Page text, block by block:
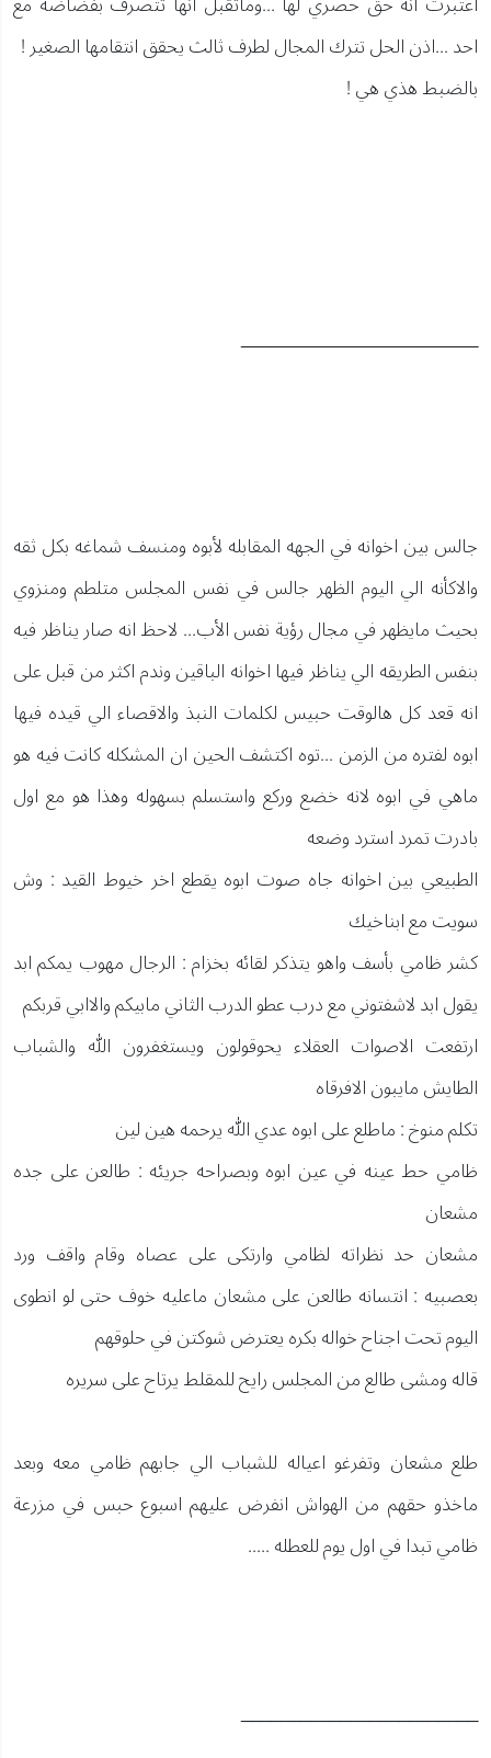
احد ...اذن الحل تترك المجال لطرف ثالث يحقق انتقامها الصغير !
بالضبط هذي هي !
________________________
جالس بين اخوانه في الجهه المقابله لأبوه ومنسف شماغه بكل ثقه
والاكأنه الي اليوم الظهر جالس في نفس المجلس متلطم ومنزوي
بحيث مايظهر في مجال رؤية نفس الأب... لاحظ انه صار يناظر فيه
بنفس الطريقه الي يناظر فيها اخوانه الباقين وندم اكثر من قبل على
انه قعد كل هالوقت حبيس لكلمات النبذ والاقصاء الي قيده فيها
ابوه لفتره من الزمن ...توه اكتشف الحين ان المشكله كانت فيه هو
ماهي في ابوه لانه خضع وركع واستسلم بسهوله وهذا هو مع اول
بادرت تمرد استرد وضعه
الطبيعي بين اخوانه جاه صوت ابوه يقطع اخر خيوط القيد : وش
سويت مع ابناخيك
كشر ظامي بأسف واهو يتذكر لقائه بخزام : الرجال مهوب يمكم ابد
يقول ابد لاشفتوني مع درب عطو الدرب الثاني مابيكم والاابي قربكم
ارتفعت الاصوات العقلاء يحوقولون ويستغفرون الله والشباب
الطايش مايبون الافرقاه
تكلم منوخ : ماطلع على ابوه عدي الله يرحمه هين لين
ظامي حط عينه في عين ابوه وبصراحه جريئه : طالعن على جده
مشعان
مشعان حد نظراته لظامي وارتكى على عصاه وقام واقف ورد
بعصبيه : انتسانه طالعن على مشعان ماعليه خوف حتى لو انطوى
اليوم تحت اجناح خواله بكره يعترض شوكتن في حلوقهم
قاله ومشى طالع من المجلس رايح للمقلط يرتاح على سريره
طلع مشعان وتفرغو اعياله للشباب الي جابهم ظامي معه وبعد
ماخذو حقهم من الهواش انفرض عليهم اسبوع حبس في مزرعة
ظامي تبدا في اول يوم للعطله .....
________________________